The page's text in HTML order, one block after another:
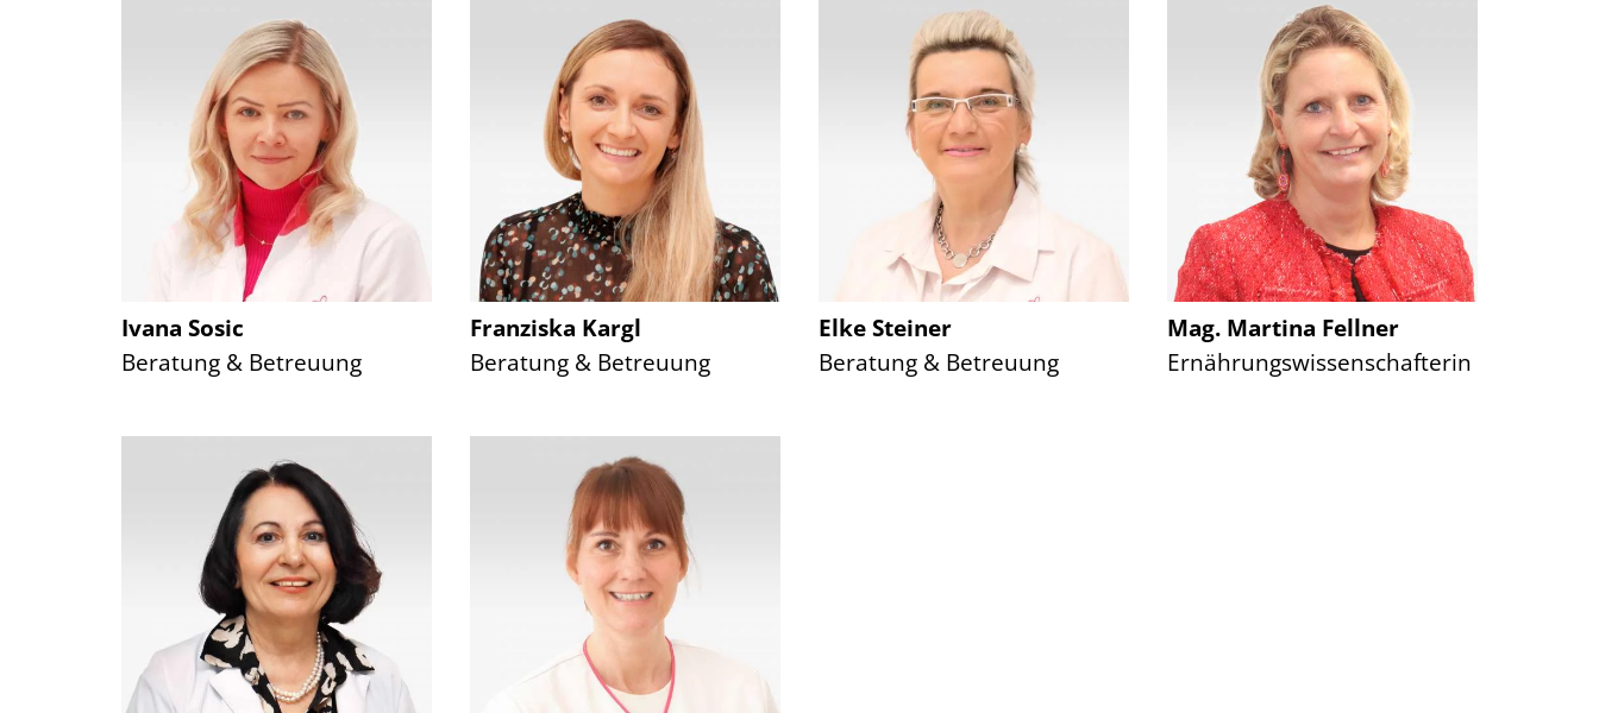
Ivana Sosic
Beratung & Betreuung
Franziska Kargl
Beratung & Betreuung
Elke Steiner
Beratung & Betreuung
Mag. Martina Fellner
Ernährungswissenschafterin